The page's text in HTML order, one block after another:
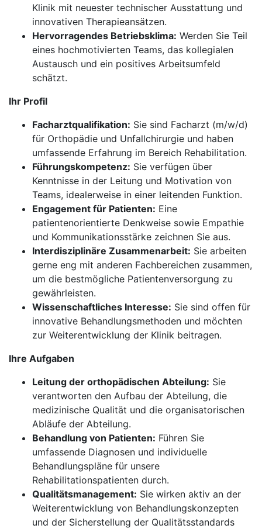
Klinik mit neuester technischer Ausstattung und
innovativen Therapieansätzen.
Hervorragendes Betriebsklima: Werden Sie Teil
eines hochmotivierten Teams, das kollegialen
Austausch und ein positives Arbeitsumfeld
schätzt.
Ihr Profil
Facharztqualifikation: Sie sind Facharzt (m/w/d)
für Orthopädie und Unfallchirurgie und haben
umfassende Erfahrung im Bereich Rehabilitation.
Führungskompetenz: Sie verfügen über
Kenntnisse in der Leitung und Motivation von
Teams, idealerweise in einer leitenden Funktion.
Engagement für Patienten: Eine
patientenorientierte Denkweise sowie Empathie
und Kommunikationsstärke zeichnen Sie aus.
Interdisziplinäre Zusammenarbeit: Sie arbeiten
gerne eng mit anderen Fachbereichen zusammen,
um die bestmögliche Patientenversorgung zu
gewährleisten.
Wissenschaftliches Interesse: Sie sind offen für
innovative Behandlungsmethoden und möchten
zur Weiterentwicklung der Klinik beitragen.
Ihre Aufgaben
Leitung der orthopädischen Abteilung: Sie
verantworten den Aufbau der Abteilung, die
medizinische Qualität und die organisatorischen
Abläufe der Abteilung.
Behandlung von Patienten: Führen Sie
umfassende Diagnosen und individuelle
Behandlungspläne für unsere
Rehabilitationspatienten durch.
Qualitätsmanagement: Sie wirken aktiv an der
Weiterentwicklung von Behandlungskonzepten
und der Sicherstellung der Qualitätsstandards